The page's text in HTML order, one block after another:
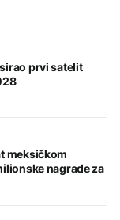
prvi satelit
meksičkom
nagrade za